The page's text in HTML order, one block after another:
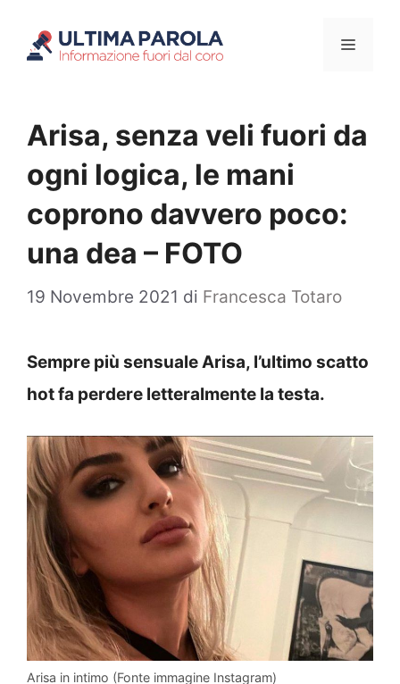
Menu
Arisa, senza veli fuori da
ogni logica, le mani
coprono davvero poco:
una dea – FOTO
19 Novembre 2021 di Francesca Totaro
Sempre più sensuale Arisa, l’ultimo scatto
hot fa perdere letteralmente la testa.
Arisa in intimo (Fonte immagine Instagram)